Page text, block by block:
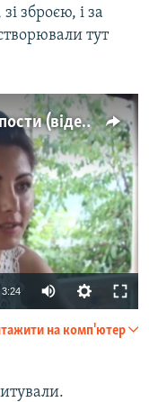
зброєю, і за
тут
Кримінальна справа за три репости (відео)
available
3:24
на комп'ютер